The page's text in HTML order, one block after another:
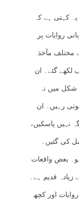
کہتی ہے کہ
روایات پر
مختلف مآخذ
لکھے گئے۔ ان
شکل میں نہ
رہیں۔ ان
نہیں پاسکیں،
کی گئیں۔
بعض واقعات
قدیم ہے۔
اور کچھ